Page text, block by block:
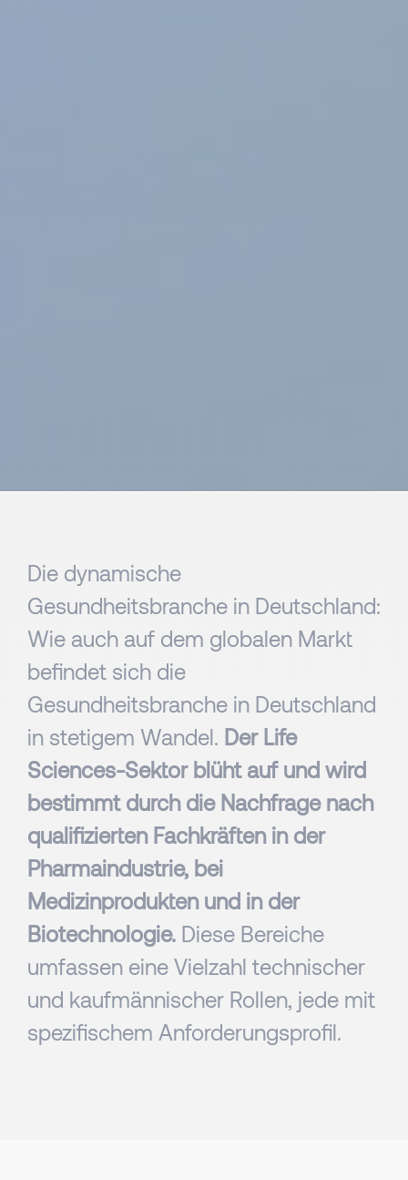
Die dynamische
Gesundheitsbranche in Deutschland:
Wie auch auf dem globalen Markt
befindet sich die
Gesundheitsbranche in Deutschland
in stetigem Wandel. Der Life
Sciences-Sektor blüht auf und wird
bestimmt durch die Nachfrage nach
qualifizierten Fachkräften in der
Pharmaindustrie, bei
Medizinprodukten und in der
Biotechnologie. Diese Bereiche
umfassen eine Vielzahl technischer
und kaufmännischer Rollen, jede mit
spezifischem Anforderungsprofil.